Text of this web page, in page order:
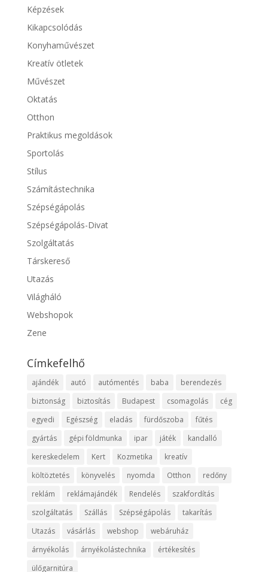
Képzések
Kikapcsolódás
Konyhaművészet
Kreatív ötletek
Művészet
Oktatás
Otthon
Praktikus megoldások
Sportolás
Stílus
Számítástechnika
Szépségápolás
Szépségápolás-Divat
Szolgáltatás
Társkereső
Utazás
Világháló
Webshopok
Zene
Címkefelhő
ajándék autó autómentés baba
berendezés
biztonság
biztosítás Budapest csomagolás
cég
egyedi
Egészség eladás fürdőszoba
fűtés
gyártás
gépi földmunka ipar játék
kandalló
kereskedelem
Kert Kozmetika
kreatív
költöztetés
könyvelés nyomda Otthon
redőny
reklám
reklámajándék Rendelés
szakfordítás
szolgáltatás
Szállás Szépségápolás
takarítás
Utazás
vásárlás webshop
webáruház
árnyékolás
árnyékolástechnika
értékesítés
ülőgarnitúra